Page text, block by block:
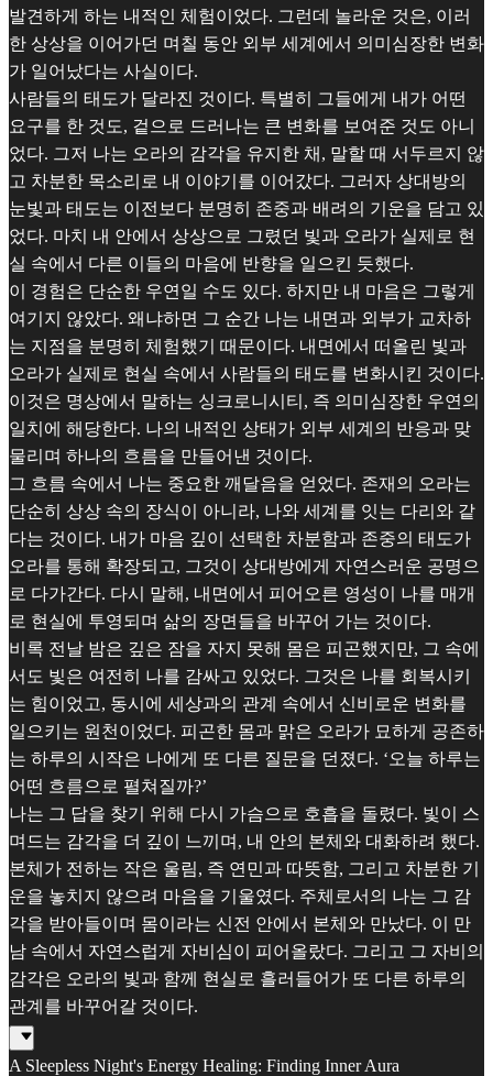
발견하게 하는 내적인 체험이었다. 그런데 놀라운 것은, 이러
한 상상을 이어가던 며칠 동안 외부 세계에서 의미심장한 변화
가 일어났다는 사실이다.
사람들의 태도가 달라진 것이다. 특별히 그들에게 내가 어떤
요구를 한 것도, 겉으로 드러나는 큰 변화를 보여준 것도 아니
었다. 그저 나는 오라의 감각을 유지한 채, 말할 때 서두르지 않
고 차분한 목소리로 내 이야기를 이어갔다. 그러자 상대방의
눈빛과 태도는 이전보다 분명히 존중과 배려의 기운을 담고 있
었다. 마치 내 안에서 상상으로 그렸던 빛과 오라가 실제로 현
실 속에서 다른 이들의 마음에 반향을 일으킨 듯했다.
이 경험은 단순한 우연일 수도 있다. 하지만 내 마음은 그렇게
여기지 않았다. 왜냐하면 그 순간 나는 내면과 외부가 교차하
는 지점을 분명히 체험했기 때문이다. 내면에서 떠올린 빛과
오라가 실제로 현실 속에서 사람들의 태도를 변화시킨 것이다.
이것은 명상에서 말하는 싱크로니시티, 즉 의미심장한 우연의
일치에 해당한다. 나의 내적인 상태가 외부 세계의 반응과 맞
물리며 하나의 흐름을 만들어낸 것이다.
그 흐름 속에서 나는 중요한 깨달음을 얻었다. 존재의 오라는
단순히 상상 속의 장식이 아니라, 나와 세계를 잇는 다리와 같
다는 것이다. 내가 마음 깊이 선택한 차분함과 존중의 태도가
오라를 통해 확장되고, 그것이 상대방에게 자연스러운 공명으
로 다가간다. 다시 말해, 내면에서 피어오른 영성이 나를 매개
로 현실에 투영되며 삶의 장면들을 바꾸어 가는 것이다.
비록 전날 밤은 깊은 잠을 자지 못해 몸은 피곤했지만, 그 속에
서도 빛은 여전히 나를 감싸고 있었다. 그것은 나를 회복시키
는 힘이었고, 동시에 세상과의 관계 속에서 신비로운 변화를
일으키는 원천이었다. 피곤한 몸과 맑은 오라가 묘하게 공존하
는 하루의 시작은 나에게 또 다른 질문을 던졌다. ‘오늘 하루는
어떤 흐름으로 펼쳐질까?’
나는 그 답을 찾기 위해 다시 가슴으로 호흡을 돌렸다. 빛이 스
며드는 감각을 더 깊이 느끼며, 내 안의 본체와 대화하려 했다.
본체가 전하는 작은 울림, 즉 연민과 따뜻함, 그리고 차분한 기
운을 놓치지 않으려 마음을 기울였다. 주체로서의 나는 그 감
각을 받아들이며 몸이라는 신전 안에서 본체와 만났다. 이 만
남 속에서 자연스럽게 자비심이 피어올랐다. 그리고 그 자비의
감각은 오라의 빛과 함께 현실로 흘러들어가 또 다른 하루의
관계를 바꾸어갈 것이다.
A Sleepless Night's Energy Healing: Finding Inner Aura